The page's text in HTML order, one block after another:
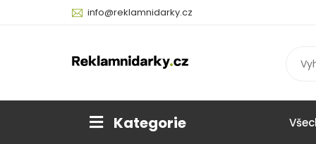
info@reklamnidarky.cz
Kategorie